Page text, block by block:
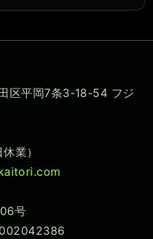
区平岡7条3-18-54 フジ
業）
号